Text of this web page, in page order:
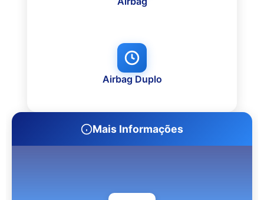
Mais Informações
Airbag Duplo